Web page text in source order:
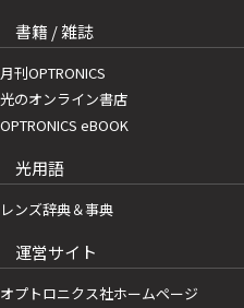
書籍 / 雑誌
月刊OPTRONICS
光のオンライン書店
OPTRONICS eBOOK
光用語
レンズ辞典＆事典
運営サイト
オプトロニクス社ホームページ